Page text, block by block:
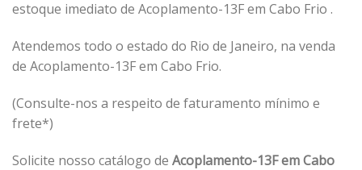
estoque imediato de Acoplamento-13F em Cabo Frio .
Atendemos todo o estado do Rio de Janeiro, na venda
de Acoplamento-13F em Cabo Frio.
(Consulte-nos a respeito de faturamento mínimo e
frete*)
Solicite nosso catálogo de Acoplamento-13F em Cabo